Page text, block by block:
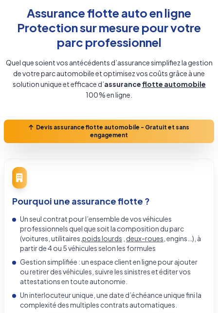
Assurance flotte auto en ligne
Protection sur mesure pour votre
parc professionnel
Quel que soient vos antécédents d’assurance simplifiez la gestion
de votre parc automobile et optimisez vos coûts grâce à une
solution unique et efficace d’assuranceflotte automobile
100 % en ligne.
Devis assurance flotte automobile - Gratuit et sans
engagement
Pourquoi une assurance flotte ?
Un seul contrat pour l’ensemble de vos véhicules
professionnels quel que soit la composition du parc
(voitures, utilitaires, poids lourds deux-roues , engins…), à
partir de 4 ou 5 véhicules selon les formules
Gestion simplifiée : un espace client en ligne pour ajouter
ou retirer des véhicules, suivre les sinistres et éditer vos
attestations en toute autonomie.
Un interlocuteur unique, une date d’échéance unique fini la
complexité des multiples contrats automatiques.